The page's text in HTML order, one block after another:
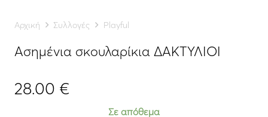
Αρχική Συλλογές Playful
Ασημένια σκουλαρίκια ΔΑΚΤΥΛΙΟΙ
28.00 €
Σε απόθεμα